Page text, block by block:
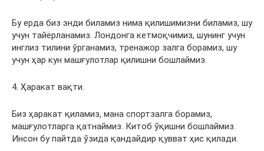
Бу ерда биз энди биламиз нима қилишимизни биламиз, шу
учун тайёрланамиз. Лондонга кетмоқчимиз, шунинг учун
инглиз тилини ўрганамиз, тренажор залга борамиз, шу
учун ҳар кун машғулотлар қилишни бошлаймиз.
4. Ҳаракат вақти.
Биз ҳаракат қиламиз, мана спортзалга борамиз,
машғулотларга қатнаймиз. Китоб ўқишни бошлаймиз.
Инсон бу пайтда ўзида қандайдир қувват ҳис қилади.